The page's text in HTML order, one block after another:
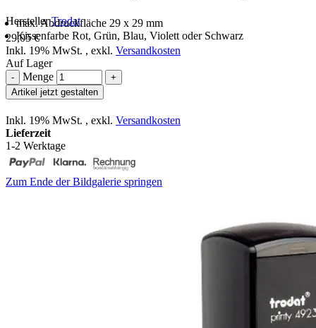
HerstellerTrodat
max. Abdruckfläche 29 x 29 mm
Kissenfarbe Rot, Grün, Blau, Violett oder Schwarz
29,05 €
Inkl. 19% MwSt. , exkl. Versandkosten
Auf Lager
- Menge
+
Artikel jetzt gestalten
Inkl. 19% MwSt. , exkl. Versandkosten
Lieferzeit
1-2 Werktage
Zum Ende der Bildgalerie springen